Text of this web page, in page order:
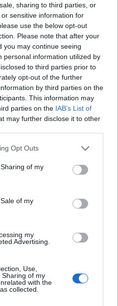
sharing to third parties, or
sensitive information for
use the below opt-out
Please note that after your
you may continue seeing
personal information utilized by
to third parties prior to
opt-out of the further
by third parties on the
This information may
parties on the IAB’s List of
may further disclose it to other
app uses one or more Google
behaviour. You may click to
and its third-party tags to
purposes in below Google
Opt Outs
of my
of my
my
Advertising.
Use,
of my
with the
collected.
az az öt szerencsés,
egy-egy tartalmas
kisfia ceruzatartójával